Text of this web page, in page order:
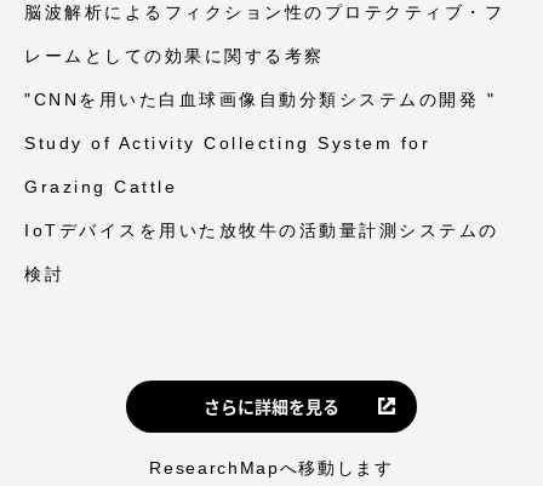
脳波解析によるフィクション性のプロテクティブ・フ
レームとしての効果に関する考察
"CNNを用いた白血球画像自動分類システムの開発 "
Study of Activity Collecting System for
Grazing Cattle
IoTデバイスを用いた放牧牛の活動量計測システムの
検討
さらに詳細を見る
ResearchMapへ移動します